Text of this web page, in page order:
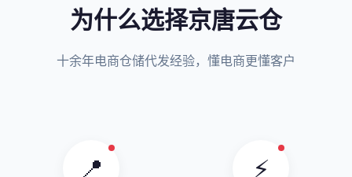
为什么选择京唐云仓
十余年电商仓储代发经验，懂电商更懂客户
📍 ⚡